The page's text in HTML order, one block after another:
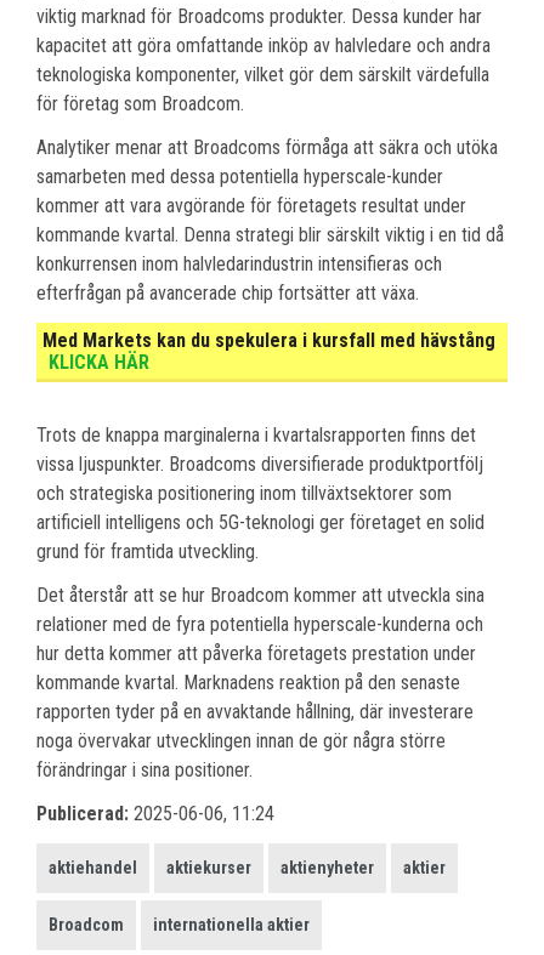
viktig marknad för Broadcoms produkter. Dessa kunder har
kapacitet att göra omfattande inköp av halvledare och andra
teknologiska komponenter, vilket gör dem särskilt värdefulla
för företag som Broadcom.
Analytiker menar att Broadcoms förmåga att säkra och utöka
samarbeten med dessa potentiella hyperscale-kunder
kommer att vara avgörande för företagets resultat under
kommande kvartal. Denna strategi blir särskilt viktig i en tid då
konkurrensen inom halvledarindustrin intensifieras och
efterfrågan på avancerade chip fortsätter att växa.
Med Markets kan du spekulera i kursfall med hävstång
KLICKA HÄR
Trots de knappa marginalerna i kvartalsrapporten finns det
vissa ljuspunkter. Broadcoms diversifierade produktportfölj
och strategiska positionering inom tillväxtsektorer som
artificiell intelligens och 5G-teknologi ger företaget en solid
grund för framtida utveckling.
Det återstår att se hur Broadcom kommer att utveckla sina
relationer med de fyra potentiella hyperscale-kunderna och
hur detta kommer att påverka företagets prestation under
kommande kvartal. Marknadens reaktion på den senaste
rapporten tyder på en avvaktande hållning, där investerare
noga övervakar utvecklingen innan de gör några större
förändringar i sina positioner.
Publicerad: 2025-06-06, 11:24
aktiehandel aktiekurser aktienyheter aktier
Broadcom internationella aktier